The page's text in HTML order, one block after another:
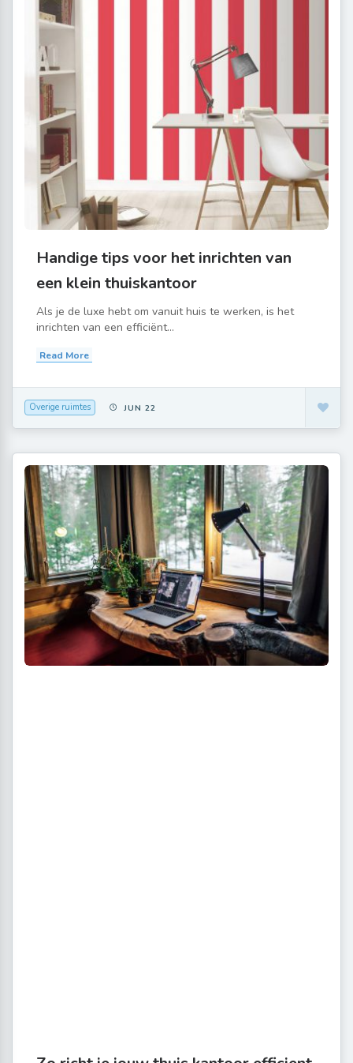
Handige tips voor het inrichten van
een klein thuiskantoor
Als je de luxe hebt om vanuit huis te werken, is het
inrichten van een efficiënt...
Read More
Overige ruimtes JUN 22